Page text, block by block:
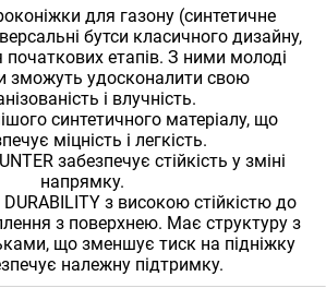
для газону (синтетичне
бутси класичного дизайну,
початкових етапів. З ними молоді
зможуть удосконалити свою
і влучність.
синтетичного матеріалу, що
міцність і легкість.
забезпечує стійкість у зміні
напрямку.
з високою стійкістю до
з поверхнею. Має структуру з
що зменшує тиск на підніжку
належну підтримку.